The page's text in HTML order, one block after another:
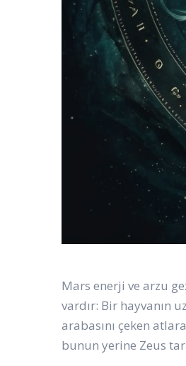
Mars enerji ve arzu
vardır: Bir hayvanın
arabasını çeken
bunun yerine Zeus